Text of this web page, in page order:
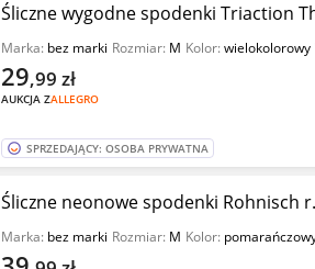
Śliczne wygodne spodenki Triaction
Marka: bez marki Rozmiar: M Kolor:wielokolorowy
AUKCJA ZALLEGRO
29,99 zł
SPRZEDAJĄCY: OSOBA PRYWATNA
Śliczne neonowe spodenki Rohnisch
Marka: bez marki Rozmiar: M Kolor: